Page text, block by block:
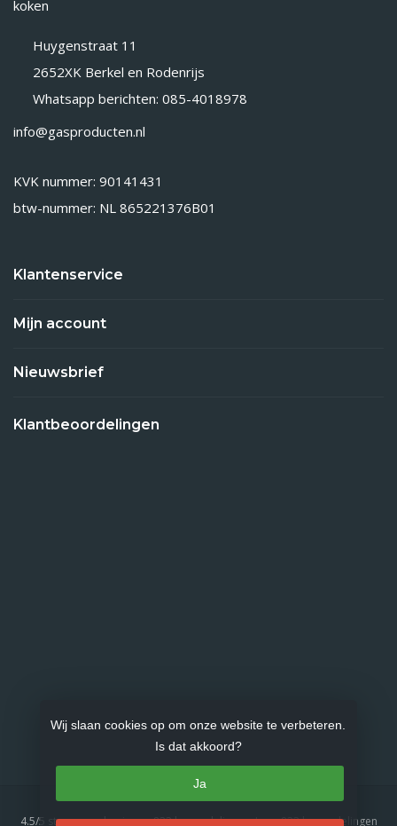
koken
Huygenstraat 11
2652XK Berkel en Rodenrijs
Whatsapp berichten: 085-4018978
info@gasproducten.nl
KVK nummer: 90141431
btw-nummer: NL 865221376B01
Klantenservice
Mijn account
Nieuwsbrief
Klantbeoordelingen
4.5/5 sterren op basis van833beoordelingen.Lees 833 beoordelingen
Wij slaan cookies op om onze website te verbeteren.
Is dat akkoord?
Ja